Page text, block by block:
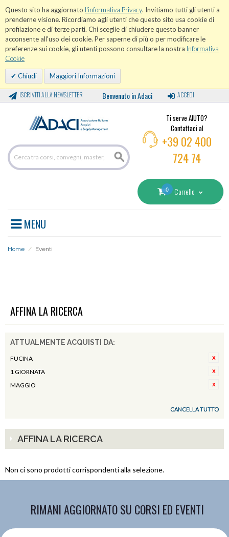
Questo sito ha aggiornato l'informativa Privacy. Invitiamo tutti gli utenti a
prenderne visione. Ricordiamo agli utenti che questo sito usa cookie di
profilazione e di terze parti. Chi sceglie di chiudere questo banner
acconsente all'uso dei cookie. Per saperne di più o per modificare le
preferenze sui cookie, gli utenti possono consultare la nostra Informativa
Cookie
Chiudi Maggiori Informazioni
ISCRIVITI ALLA NEWSLETTER Benvenuto in Adaci ACCEDI
Ti serve AIUTO?
Contattaci al
+39 02 400
724 74
0 Carrello
MENU
Home / Eventi
AFFINA LA RICERCA
ATTUALMENTE ACQUISTI DA:
FUCINA
1 GIORNATA
MAGGIO
CANCELLA TUTTO
AFFINA LA RICERCA
Non ci sono prodotti corrispondenti alla selezione.
RIMANI AGGIORNATO SU CORSI ED EVENTI